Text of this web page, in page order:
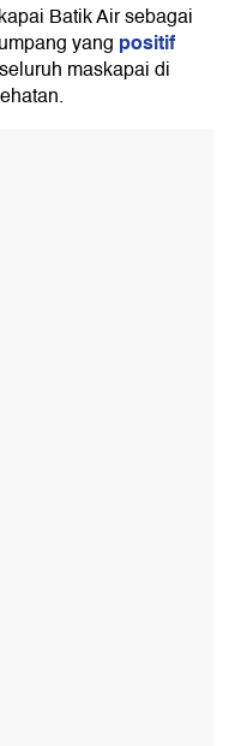
Batik Air sebagai
yang positif
maskapai di